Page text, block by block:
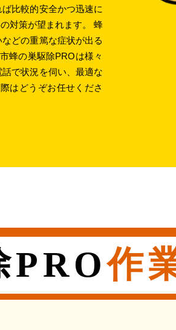
比較的安全かつ迅速に
対策が望まれます。 蜂
どの重篤な症状が出る
蜂の巣駆除PROは様々
で状況を伺い、最適な
はどうぞお任せくださ
PRO作